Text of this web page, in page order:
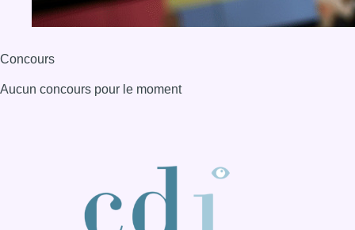
Concours
Aucun concours pour le moment